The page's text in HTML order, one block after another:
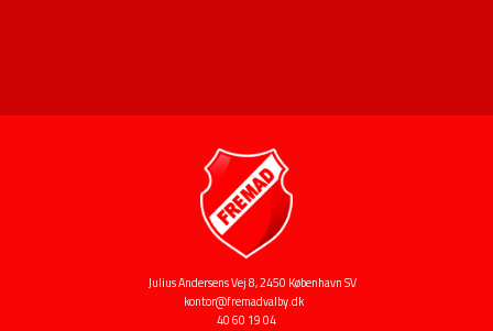
Julius Andersens Vej 8, 2450 København SV
kontor@fremadvalby.dk
40 60 19 04